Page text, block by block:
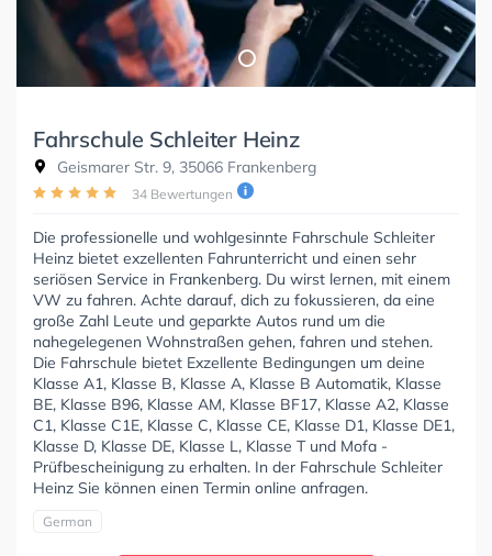
Fahrschule Schleiter Heinz
Geismarer Str. 9, 35066 Frankenberg
34 Bewertungen
Die professionelle und wohlgesinnte Fahrschule Schleiter
Heinz bietet exzellenten Fahrunterricht und einen sehr
seriösen Service in Frankenberg. Du wirst lernen, mit einem
VW zu fahren. Achte darauf, dich zu fokussieren, da eine
große Zahl Leute und geparkte Autos rund um die
nahegelegenen Wohnstraßen gehen, fahren und stehen.
Die Fahrschule bietet Exzellente Bedingungen um deine
Klasse A1, Klasse B, Klasse A, Klasse B Automatik, Klasse
BE, Klasse B96, Klasse AM, Klasse BF17, Klasse A2, Klasse
C1, Klasse C1E, Klasse C, Klasse CE, Klasse D1, Klasse DE1,
Klasse D, Klasse DE, Klasse L, Klasse T und Mofa -
Prüfbescheinigung zu erhalten. In der Fahrschule Schleiter
Heinz Sie können einen Termin online anfragen.
German